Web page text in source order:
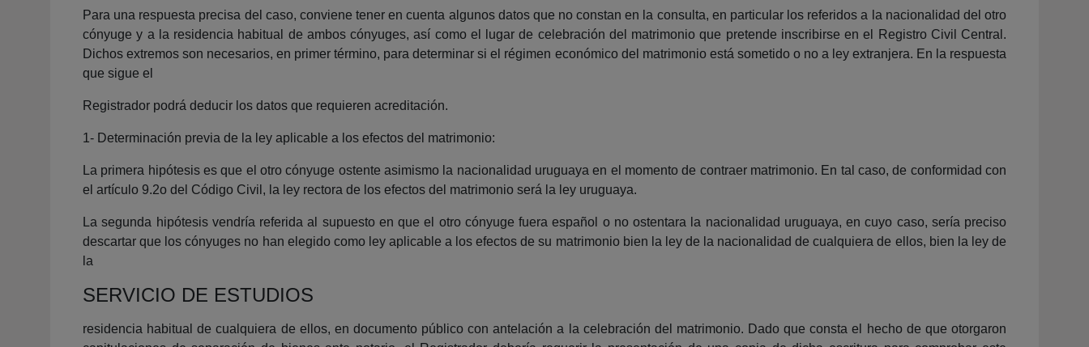
Para una respuesta precisa del caso, conviene tener en cuenta algunos datos que no constan en la consulta, en particular los referidos a la nacionalidad del otro
cónyuge y a la residencia habitual de ambos cónyuges, así como el lugar de celebración del matrimonio que pretende inscribirse en el Registro Civil Central.
Dichos extremos son necesarios, en primer término, para determinar si el régimen económico del matrimonio está sometido o no a ley extranjera. En la respuesta
que sigue el
Registrador podrá deducir los datos que requieren acreditación.
1- Determinación previa de la ley aplicable a los efectos del matrimonio:
La primera hipótesis es que el otro cónyuge ostente asimismo la nacionalidad uruguaya en el momento de contraer matrimonio. En tal caso, de conformidad con
el artículo 9.2o del Código Civil, la ley rectora de los efectos del matrimonio será la ley uruguaya.
La segunda hipótesis vendría referida al supuesto en que el otro cónyuge fuera español o no ostentara la nacionalidad uruguaya, en cuyo caso, sería preciso
descartar que los cónyuges no han elegido como ley aplicable a los efectos de su matrimonio bien la ley de la nacionalidad de cualquiera de ellos, bien la ley de
la
SERVICIO DE ESTUDIOS
residencia habitual de cualquiera de ellos, en documento público con antelación a la celebración del matrimonio. Dado que consta el hecho de que otorgaron